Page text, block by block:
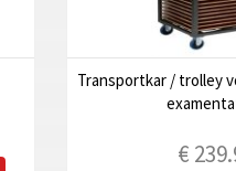
Transportkar / trolley
€